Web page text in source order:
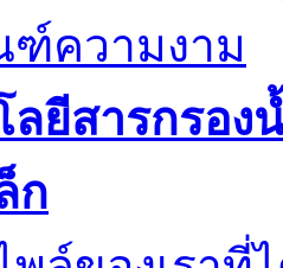
ความงาม
ลยีสารกรอ
ก